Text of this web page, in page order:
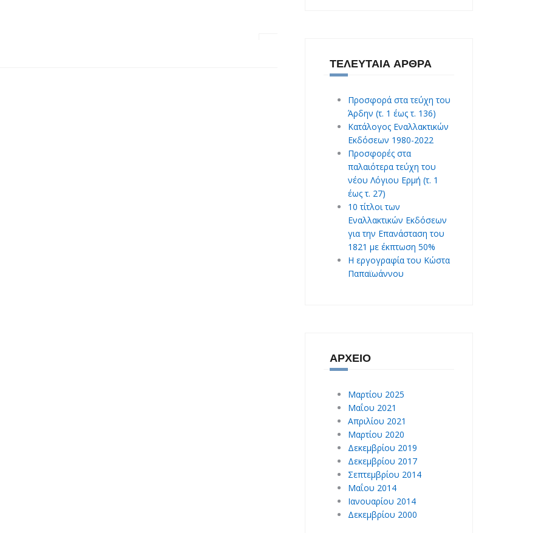
ΤΕΛΕΥΤΑΊΑ ΆΡΘΡΑ
Προσφορά στα τεύχη του
Άρδην (τ. 1 έως τ. 136)
Κατάλογος Εναλλακτικών
Εκδόσεων 1980-2022
Προσφορές στα
παλαιότερα τεύχη του
νέου Λόγιου Ερμή (τ. 1
έως τ. 27)
10 τίτλοι των
Εναλλακτικών Εκδόσεων
για την Επανάσταση του
1821 με έκπτωση 50%
Η εργογραφία του Κώστα
Παπαϊωάννου
ΑΡΧΕΊΟ
Μαρτίου 2025
Μαΐου 2021
Απριλίου 2021
Μαρτίου 2020
Δεκεμβρίου 2019
Δεκεμβρίου 2017
Σεπτεμβρίου 2014
Μαΐου 2014
Ιανουαρίου 2014
Δεκεμβρίου 2000